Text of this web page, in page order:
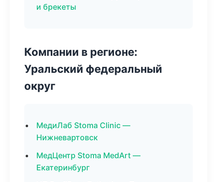
и брекеты
Компании в регионе:
Уральский федеральный
округ
МедиЛаб Stoma Clinic —
Нижневартовск
МедЦентр Stoma MedArt —
Екатеринбург